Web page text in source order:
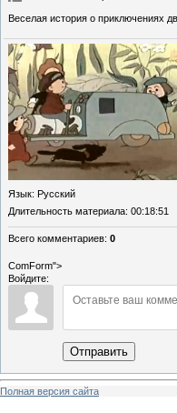
Веселая история о приключениях
Язык: Русский
Длительность материала: 00:18:51
Всего комментариев: 0
ComForm">
Войдите:
Отправить
Полная версия сайта